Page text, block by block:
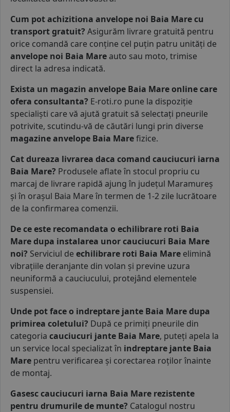
Cum pot achizitiona anvelope noi Baia Mare cu
transport gratuit? Asigurăm livrare gratuită pentru
orice comandă care conține cel puțin patru unități de
anvelope noi Baia Mareauto sau moto, trimise
direct la adresa indicată.
Exista un magazin anvelope Baia Mare online care
ofera consultanta? E-roti.ro pune la dispoziție
specialiști care vă ajută gratuit să selectați pneurile
potrivite, scutindu-vă de căutări lungi prin diverse
magazine anvelope Baia Marefizice.
Cat dureaza livrarea daca comand cauciucuri iarna
Baia Mare? Produsele aflate în stocul propriu cu
marcaj de livrare rapidă ajung în județul Maramureș
și în orașul Baia Mare în termen de 1-2 zile lucrătoare
de la confirmarea comenzii.
De ce este recomandata o echilibrare roti Baia
Mare dupa instalarea unor cauciucuri Baia Mare
noi? Serviciul de echilibrare roti Baia Mare elimină
vibrațiile deranjante din volan și previne uzura
neuniformă a cauciucului, protejând elementele
suspensiei.
Unde pot face o indreptare jante Baia Mare dupa
primirea coletului? După ce primiți pneurile din
categoria cauciucuri jante Baia Mare, puteți apela la
un service local specializat în indreptare jante Baia
Mare pentru verificarea și corectarea roților înainte
de montaj.
Gasesc cauciucuri iarna Baia Mare rezistente
pentru drumurile de munte? Catalogul nostru